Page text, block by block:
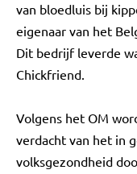
van bloedluis bij
eigenaar van het
Dit bedrijf leverde
Chickfriend.
Volgens het OM
verdacht van het in
volksgezondheid